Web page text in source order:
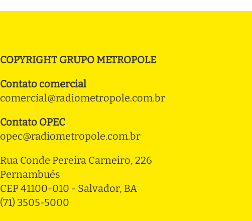
COPYRIGHT GRUPO METROPOLE
Contato comercial
comercial@radiometropole.com.br
Contato OPEC
opec@radiometropole.com.br
Rua Conde Pereira Carneiro, 226
Pernambués
CEP 41100-010 - Salvador, BA
(71) 3505-5000